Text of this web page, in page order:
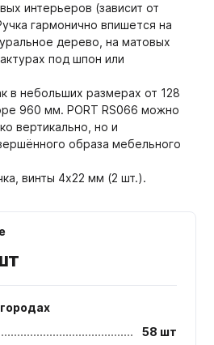
интерьеров (зависит от
гармонично впишется на
дерево, на матовых
под шпон или
в небольших размерах от 128
960 мм. PORT RS066 можно
вертикально, но и
образа мебельного
винты 4х22 мм (2 шт.).
58 шт